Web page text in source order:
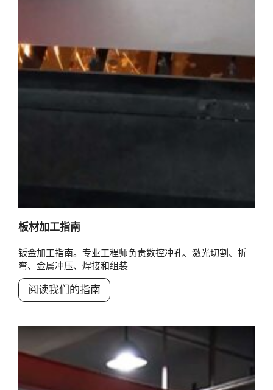
板材加工指南
钣金加工指南。专业工程师负责数控冲孔、激光切割、折
弯、金属冲压、焊接和组装
阅读我们的指南